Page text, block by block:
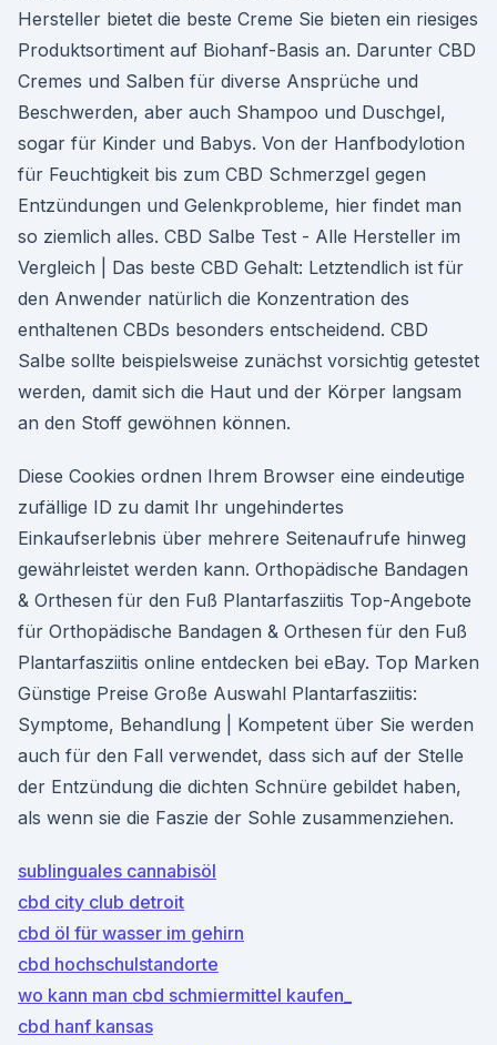
Hersteller bietet die beste Creme Sie bieten ein riesiges
Produktsortiment auf Biohanf-Basis an. Darunter CBD
Cremes und Salben für diverse Ansprüche und
Beschwerden, aber auch Shampoo und Duschgel,
sogar für Kinder und Babys. Von der Hanfbodylotion
für Feuchtigkeit bis zum CBD Schmerzgel gegen
Entzündungen und Gelenkprobleme, hier findet man
so ziemlich alles. CBD Salbe Test - Alle Hersteller im
Vergleich | Das beste CBD Gehalt: Letztendlich ist für
den Anwender natürlich die Konzentration des
enthaltenen CBDs besonders entscheidend. CBD
Salbe sollte beispielsweise zunächst vorsichtig getestet
werden, damit sich die Haut und der Körper langsam
an den Stoff gewöhnen können.
Diese Cookies ordnen Ihrem Browser eine eindeutige
zufällige ID zu damit Ihr ungehindertes
Einkaufserlebnis über mehrere Seitenaufrufe hinweg
gewährleistet werden kann. Orthopädische Bandagen
& Orthesen für den Fuß Plantarfasziitis Top-Angebote
für Orthopädische Bandagen & Orthesen für den Fuß
Plantarfasziitis online entdecken bei eBay. Top Marken
Günstige Preise Große Auswahl Plantarfasziitis:
Symptome, Behandlung | Kompetent über Sie werden
auch für den Fall verwendet, dass sich auf der Stelle
der Entzündung die dichten Schnüre gebildet haben,
als wenn sie die Faszie der Sohle zusammenziehen.
sublinguales cannabisöl
cbd city club detroit
cbd öl für wasser im gehirn
cbd hochschulstandorte
wo kann man cbd schmiermittel kaufen_
cbd hanf kansas